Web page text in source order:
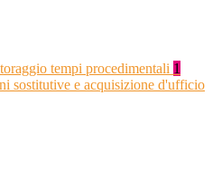
tempi procedimentali 1
sostitutive e acquisizione d'ufficio